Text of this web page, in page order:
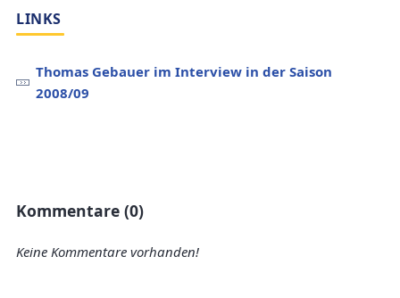
LINKS
Thomas Gebauer im Interview in der Saison
2008/09
Kommentare (0)
Keine Kommentare vorhanden!